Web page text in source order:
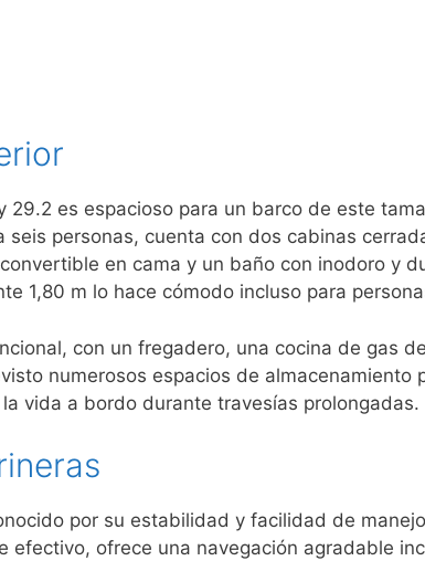
29.2 es espacioso para un barco de este
seis personas, cuenta con dos cabinas
en cama y un baño con inodoro y
1,80 m lo hace cómodo incluso para
con un fregadero, una cocina de gas
numerosos espacios de almacenamiento
vida a bordo durante travesías prolongadas.
por su estabilidad y facilidad de
efectivo, ofrece una navegación agradable